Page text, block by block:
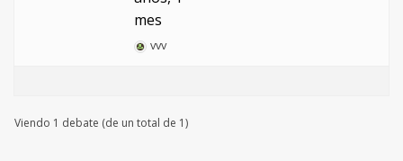
mes
vvv
Viendo 1 debate (de un total de 1)